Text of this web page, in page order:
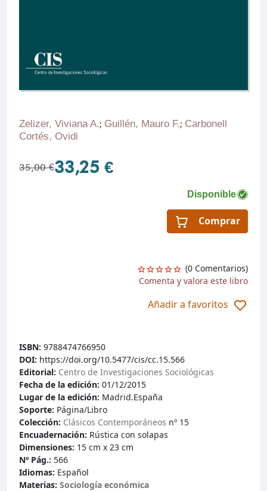
Zelizer, Viviana A.; Guillén, Mauro F.; Carbonell
Cortés, Ovidi
35,00 €33,25 €
Disponible
Comprar
(0 Comentarios)
Comenta y valora este libro
Añadir a favoritos
ISBN: 9788474766950
DOI: https://doi.org/10.5477/cis/cc.15.566
Editorial: Centro de Investigaciones Sociológicas
Fecha de la edición: 01/12/2015
Lugar de la edición: Madrid.España
Soporte: Página/Libro
Colección: Clásicos Contemporáneos nº 15
Encuadernación: Rústica con solapas
Dimensiones: 15 cm x 23 cm
Nº Pág.: 566
Idiomas: Español
Materias: Sociología económica